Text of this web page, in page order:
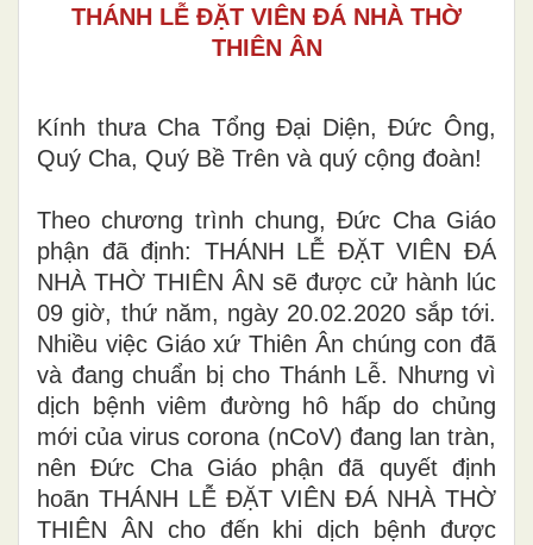
THÁNH LỄ ĐẶT VIÊN ĐÁ NHÀ THỜ
THIÊN ÂN
Kính thưa Cha Tổng Đại Diện, Đức Ông,
Quý Cha, Quý Bề Trên và quý cộng đoàn!
Theo chương trình chung, Đức Cha Giáo
phận đã định: THÁNH LỄ ĐẶT VIÊN ĐÁ
NHÀ THỜ THIÊN ÂN sẽ được cử hành lúc
09 giờ, thứ năm, ngày 20.02.2020 sắp tới.
Nhiều việc Giáo xứ Thiên Ân chúng con đã
và đang chuẩn bị cho Thánh Lễ. Nhưng vì
dịch bệnh viêm đường hô hấp do chủng
mới của virus corona (nCoV) đang lan tràn,
nên Đức Cha Giáo phận đã quyết định
hoãn THÁNH LỄ ĐẶT VIÊN ĐÁ NHÀ THỜ
THIÊN ÂN cho đến khi dịch bệnh được